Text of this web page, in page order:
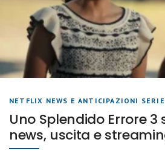
NETFLIX NEWS E ANTICIPAZIONI
Uno Splendido Errore 3
news, uscita e